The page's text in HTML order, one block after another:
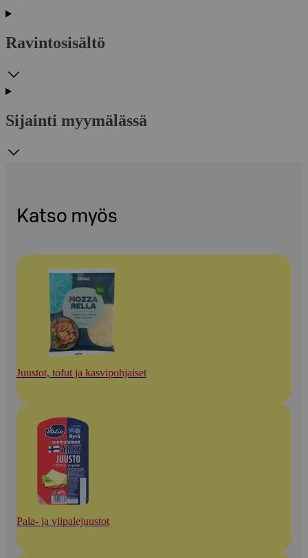
Ravintosisältö
Sijainti myymälässä
Katso myös
Juustot, tofut ja kasvipohjaiset
Pala- ja viipalejuustot